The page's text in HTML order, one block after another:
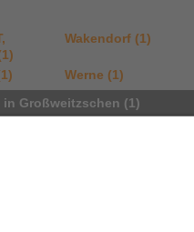
Wakendorf (1)
Werne (1)
Großweitzschen (1)